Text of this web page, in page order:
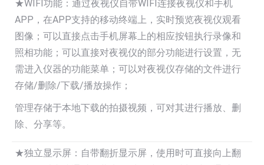
★WIFI功能：通过夜视仪自带WIFI连接夜视仪和手机
APP，在APP支持的移动终端上，实时预览夜视仪观看
图像；可以直接点击手机屏幕上的相应按钮执行录像和
照相功能；可以直接对夜视仪的部分功能进行设置，无
需进入仪器的功能菜单；可以对夜视仪存储的文件进行
存储/删除/下载/播放操作；
管理存储于本地下载的拍摄视频，可对其进行播放、删
除、分享等。
★独立显示屏：自带翻折显示屏，使用时可直接向上翻